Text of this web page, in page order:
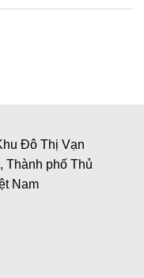
Đô Thị Vạn
Thành phố Thủ
Nam